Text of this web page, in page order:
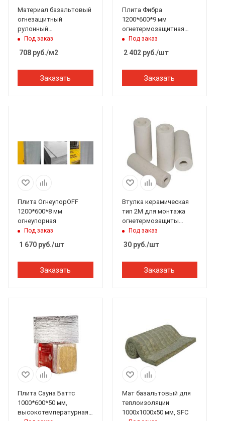
Материал базальтовый
огнезащитный
рулонный
фольгированный
МБОР-5ф
(10000*1000*5мм)
Под заказ
708 руб./м2
Заказать
Плита Фибра
1200*600*9 мм
огнетермозащитная
фиброцементная
Под заказ
2 402руб./шт
Заказать
Плита ОгнеупорOFF
1200*600*8 мм
огнеупорная
Под заказ
1 670 руб./шт
Заказать
Втулка керамическая
тип 2М для монтажа
огнетермозащиты
Flamma (Фламма)
Под заказ
30руб./шт
Заказать
Плита Сауна Баттс
1000*600*50 мм,
высокотемпературная
Мат базальтовый для
теплоизоляции
1000х1000х50 мм, SFC